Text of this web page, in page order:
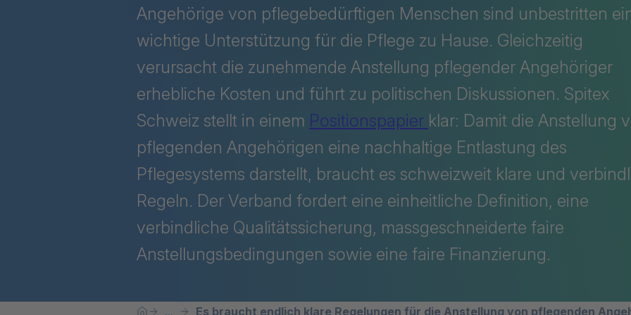
Angehörige von pflegebedürftigen Menschen sind unbestritten
wichtige Unterstützung für die Pflege zu Hause. Gleichzeitig
verursacht die zunehmende Anstellung pflegender Angehöriger
erhebliche Kosten und führt zu politischen Diskussionen. Spitex
Schweiz stellt in einem Positionspapier klar: Damit die Anstellung
pflegenden Angehörigen eine nachhaltige Entlastung des
Pflegesystems darstellt, braucht es schweizweit klare und
Regeln. Der Verband fordert eine einheitliche Definition, eine
verbindliche Qualitätssicherung, massgeschneiderte faire
Anstellungsbedingungen sowie eine faire Finanzierung.
Sie befinden sich hier:
Es braucht endlich klare Regelungen für die Anstellung von pflegenden